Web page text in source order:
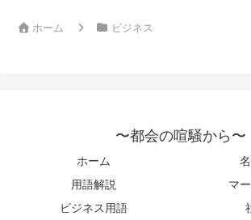
ホーム ビジネス
〜都会の喧騒から〜
ホーム
用語解説
マ
ビジネス用語